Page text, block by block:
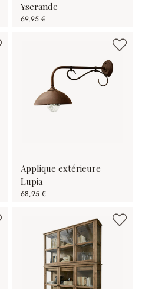
Yserande
69,95 €
Applique extérieure
Lupia
68,95 €